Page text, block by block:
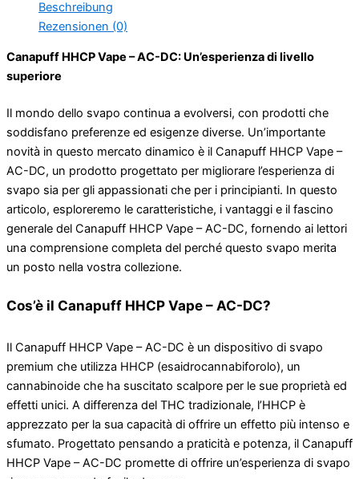
Beschreibung
Rezensionen (0)
Canapuff HHCP Vape – AC-DC: Un’esperienza di livello
superiore
Il mondo dello svapo continua a evolversi, con prodotti che
soddisfano preferenze ed esigenze diverse. Un’importante
novità in questo mercato dinamico è il Canapuff HHCP Vape –
AC-DC, un prodotto progettato per migliorare l’esperienza di
svapo sia per gli appassionati che per i principianti. In questo
articolo, esploreremo le caratteristiche, i vantaggi e il fascino
generale del Canapuff HHCP Vape – AC-DC, fornendo ai lettori
una comprensione completa del perché questo svapo merita
un posto nella vostra collezione.
Cos’è il Canapuff HHCP Vape – AC-DC?
Il Canapuff HHCP Vape – AC-DC è un dispositivo di svapo
premium che utilizza HHCP (esaidrocannabiforolo), un
cannabinoide che ha suscitato scalpore per le sue proprietà ed
effetti unici. A differenza del THC tradizionale, l’HHCP è
apprezzato per la sua capacità di offrire un effetto più intenso e
sfumato. Progettato pensando a praticità e potenza, il Canapuff
HHCP Vape – AC-DC promette di offrire un’esperienza di svapo